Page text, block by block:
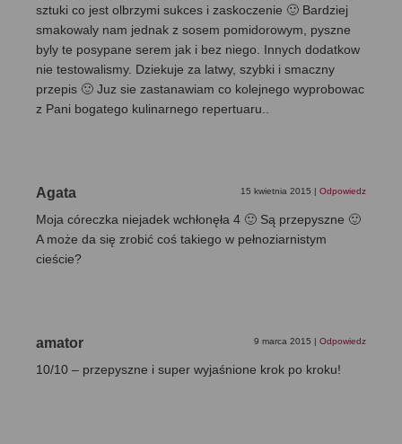
sztuki co jest olbrzymi sukces i zaskoczenie 🙂 Bardziej
smakowaly nam jednak z sosem pomidorowym, pyszne
byly te posypane serem jak i bez niego. Innych dodatkow
nie testowalismy. Dziekuje za latwy, szybki i smaczny
przepis 🙂 Juz sie zastanawiam co kolejnego wyprobowac
z Pani bogatego kulinarnego repertuaru..
Agata 15 kwietnia 2015 | Odpowiedz
Moja córeczka niejadek wchłonęła 4 🙂 Są przepyszne 🙂
A może da się zrobić coś takiego w pełnoziarnistym
cieście?
amator 9 marca 2015 | Odpowiedz
10/10 – przepyszne i super wyjaśnione krok po kroku!